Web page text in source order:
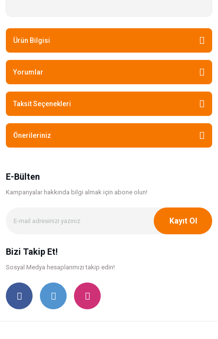
Ürün Bilgisi
Yorumlar
Taksit Seçenekleri
Önerileriniz
E-Bülten
Kampanyalar hakkında bilgi almak için abone olun!
Kayıt Ol
Bizi Takip Et!
Sosyal Medya hesaplarımızı takip edin!